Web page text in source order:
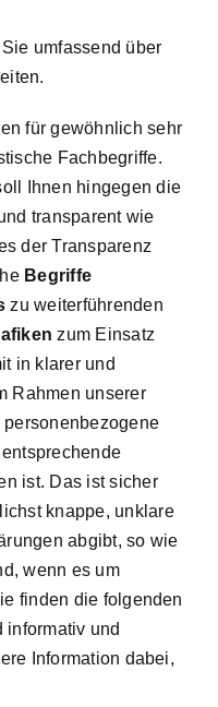
umfassend über
für gewöhnlich sehr
Fachbegriffe.
Ihnen hingegen die
transparent wie
der Transparenz
Begriffe
zu weiterführenden
zum Einsatz
in klarer und
Rahmen unserer
ist. Das ist sicher
knappe, unklare
abgibt, so wie
wenn es um
finden die folgenden
informativ und
Information dabei,